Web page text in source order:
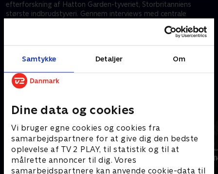
Samtykke Detaljer Om
Dine data og cookies
Vi bruger egne cookies og cookies fra
samarbejdspartnere for at give dig den bedste
oplevelse af TV 2 PLAY, til statistik og til at
målrette annoncer til dig. Vores
samarbejdspartnere kan anvende cookie-data til
efterforskning af Hatton Garden-tyveriet, Storbritanniens
største indbrudstyveri. Gennem interviews med centrale
hemmeligt optagede samtaler tager filmen os med ind i en af
Kræver tilkøb
Mere indhold fra Disney+